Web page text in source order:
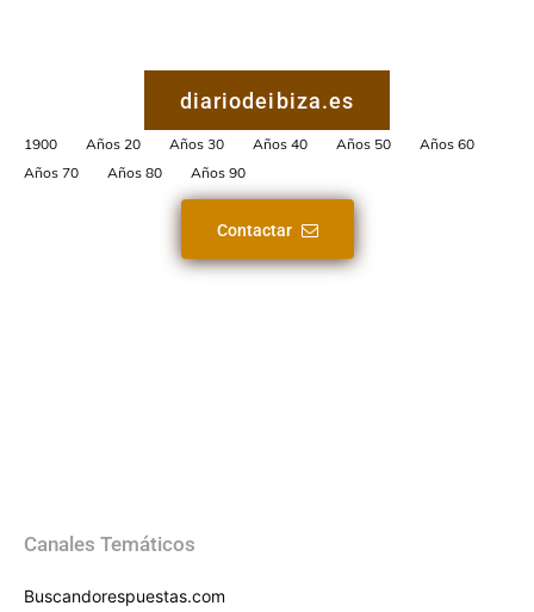
diariodeibiza.es
1900 Años 20 Años 30 Años 40 Años 50
Años 60
Años 70
Años 80 Años 90
Contactar
Canales Temáticos
Buscandorespuestas.com